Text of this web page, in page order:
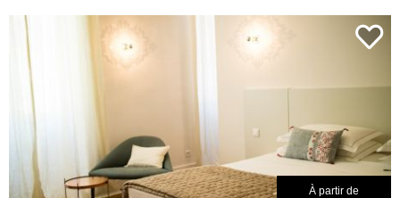
À partir de